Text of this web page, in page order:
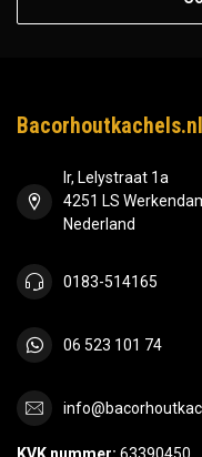
Bacorhoutkachels.nl
Ir, Lelystraat 1a
4251 LS
Nederland
0183-514165
06 523 101 74